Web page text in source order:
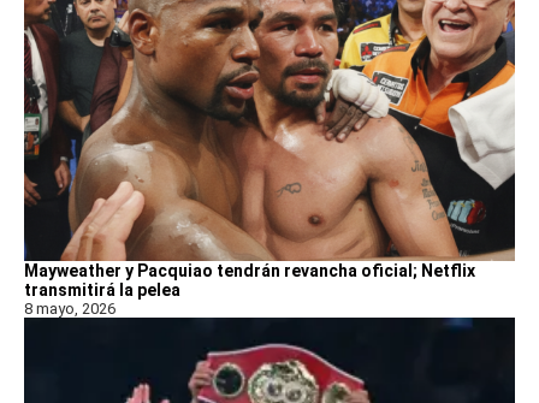
Mayweather y Pacquiao tendrán revancha oficial; Netflix
transmitirá la pelea
8 mayo, 2026